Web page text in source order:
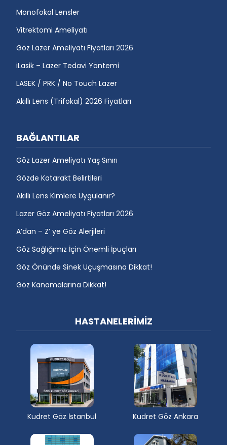
Monofokal Lensler
Vitrektomi Ameliyatı
Göz Lazer Ameliyatı Fiyatları 2026
iLasik – Lazer Tedavi Yöntemi
LASEK / PRK / No Touch Lazer
Akıllı Lens (Trifokal) 2026 Fiyatları
BAĞLANTILAR
Göz Lazer Ameliyatı Yaş Sınırı
Gözde Katarakt Belirtileri
Akıllı Lens Kimlere Uygulanır?
Lazer Göz Ameliyatı Fiyatları 2026
A’dan – Z’ ye Göz Alerjileri
Göz Sağlığımız İçin Önemli İpuçları
Göz Önünde Sinek Uçuşmasına Dikkat!
Göz Kanamalarına Dikkat!
HASTANELERİMİZ
Kudret Göz İstanbul Kudret Göz Ankara